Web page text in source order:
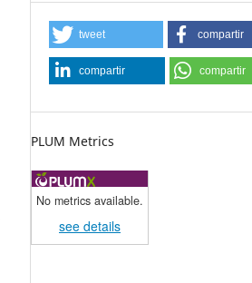
tweet compartir
compartir compartir
PLUM Metrics
No metrics available.
see details